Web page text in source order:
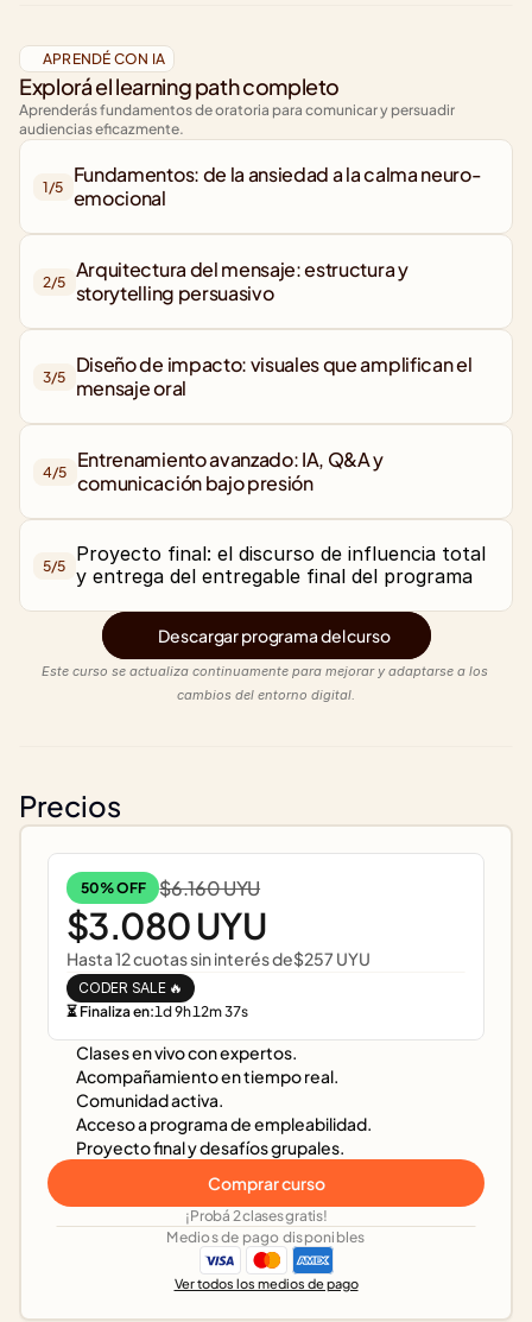
APRENDÉ CON IA
Explorá el learning path completo
Aprenderás fundamentos de oratoria para comunicar y persuadir
audiencias eficazmente.
1/5
Fundamentos: de la ansiedad a la calma neuro-
2/5 Arquitectura del mensaje: estructura y
storytelling persuasivo
3/5
Diseño de impacto: visuales que amplifican el
mensaje oral
4/5
Entrenamiento avanzado: IA, Q&A y
comunicación bajo presión
5/5
Proyecto final: el discurso de influencia total
y entrega del entregable final del programa
Descargar programa del curso
Este curso se actualiza continuamente para mejorar y adaptarse a los
cambios del entorno digital.
Precios
Clases en vivo con expertos.
Acompañamiento en tiempo real.
Comunidad activa.
Acceso a programa de empleabilidad.
Proyecto final y desafíos grupales.
Comprar curso
50% OFF $6.160 UYU
$3.080 UYU
Hasta 12 cuotas sin interés de$257 UYU
CODER SALE 🔥
⏳ Finaliza en:1d9h12m37s
Medios de pago disponibles
Ver todos los medios de pago
¡Probá 2 clases gratis!